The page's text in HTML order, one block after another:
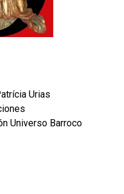
Urias
Universo Barroco